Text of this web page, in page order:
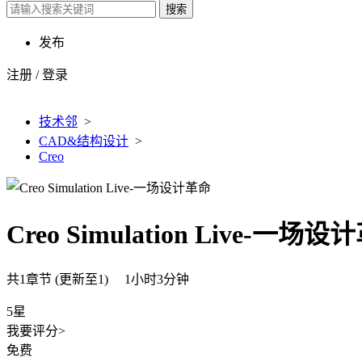
搜索
发布
注册 /登录
技术邻 >
CAD&结构设计 >
Creo
Creo Simulation Live-一场设
共1章节 (更新至1) 1小时3分钟
5星
我要评分>
免费